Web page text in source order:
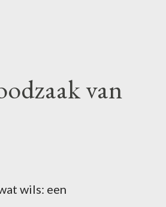
van
wils: een